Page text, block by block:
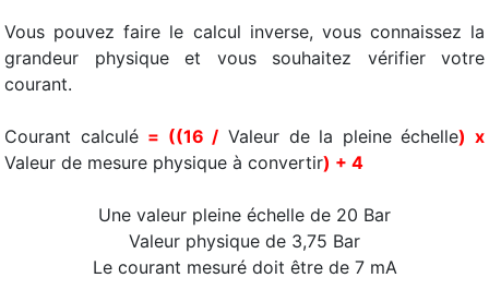
Vous pouvez faire le calcul inverse, vous connaissez la
grandeur physique et vous souhaitez vérifier votre
courant.
Courant calculé = ((16 / Valeur de la pleine échelle) x
Valeur de mesure physique à convertir) + 4
Une valeur pleine échelle de 20 Bar
Valeur physique de 3,75 Bar
Le courant mesuré doit être de 7 mA